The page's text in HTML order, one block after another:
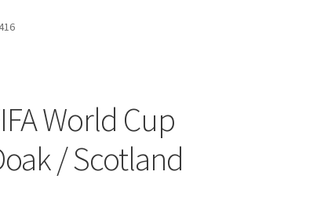
World Cup
/ Scotland